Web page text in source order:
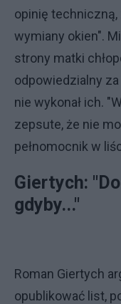
opinię techniczną,
wymiany okien".
strony matki
odpowiedzialny
nie wykonał ich.
zepsute, że nie
pełnomocnik w
Giertych:
gdyby..."
Roman Giertych
opublikować list,